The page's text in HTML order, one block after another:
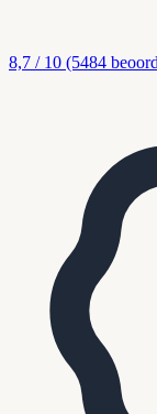
8,7 / 10 (5484